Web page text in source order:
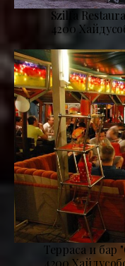
Szilfa
4200
Терраса и бар
4200